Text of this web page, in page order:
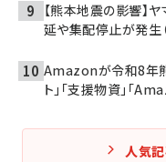
【熊本地震の影響】
延や集配停止が発生
Amazonが令和8年熊
ト」「支援物資」「
人気記